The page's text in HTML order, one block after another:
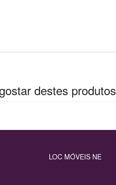
destes produtos
LOC MÓVEIS NE